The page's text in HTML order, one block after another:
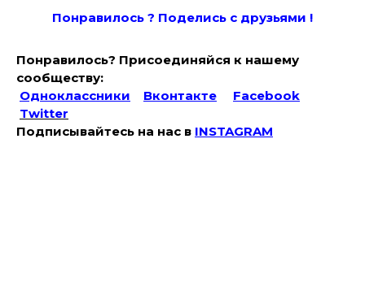
Понравилось ? Поделись с друзьями !
Понравилось? Присоединяйся к нашему
сообществу:
Одноклассники
Вконтакте
Facebook
Twitter
Подписывайтесь на наc в INSTAGRAM